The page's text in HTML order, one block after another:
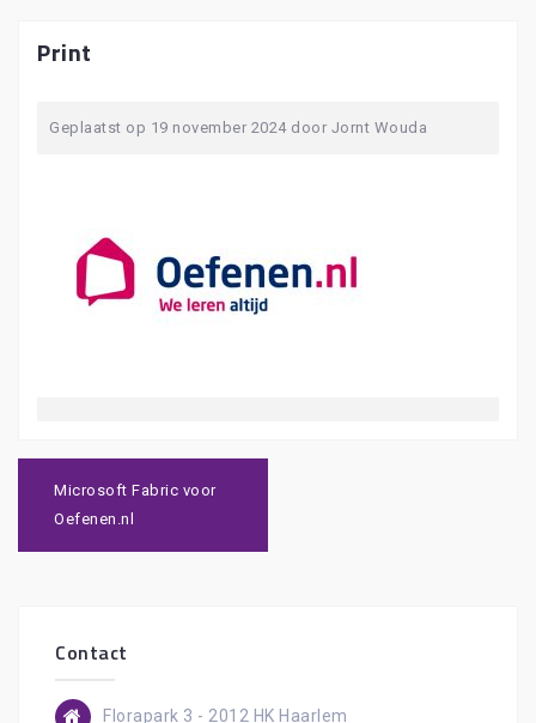
Print
Geplaatst op 19 november 2024door Jornt Wouda
Bericht
navigatie
Microsoft Fabric voor
Oefenen.nl
Contact
Florapark 3 - 2012 HK Haarlem